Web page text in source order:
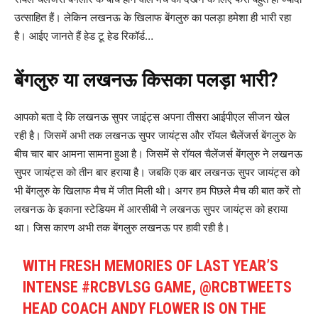
उत्साहित हैं। लेकिन लखनऊ के खिलाफ बेंगलुरु का पलड़ा हमेशा ही भारी रहा
है। आईए जानते हैं हेड टू हेड रिकॉर्ड…
बेंगलुरु या लखनऊ किसका पलड़ा भारी?
आपको बता दे कि लखनऊ सुपर जाइंट्स अपना तीसरा आईपीएल सीजन खेल
रही है। जिसमें अभी तक लखनऊ सुपर जायंट्स और रॉयल चैलेंजर्स बेंगलुरु के
बीच चार बार आमना सामना हुआ है। जिसमें से रॉयल चैलेंजर्स बेंगलुरु ने लखनऊ
सुपर जायंट्स को तीन बार हराया है। जबकि एक बार लखनऊ सुपर जायंट्स को
भी बेंगलुरु के खिलाफ मैच में जीत मिली थी। अगर हम पिछले मैच की बात करें तो
लखनऊ के इकाना स्टेडियम में आरसीबी ने लखनऊ सुपर जायंट्स को हराया
था। जिस कारण अभी तक बेंगलुरु लखनऊ पर हावी रही है।
WITH FRESH MEMORIES OF LAST YEAR’S
INTENSE #RCBVLSG GAME, @RCBTWEETS
HEAD COACH ANDY FLOWER IS ON THE